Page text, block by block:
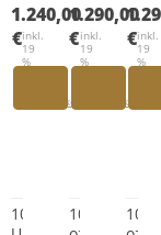
50
Mark
(2020)
3.
1.240,00
€inkl.
19
%
Versandkosten
1.290,00
€inkl.
19
%
Versandkosten
€inkl.
19
%
10
10
10